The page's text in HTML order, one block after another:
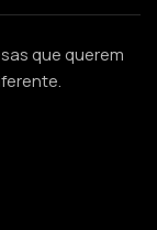
que querem